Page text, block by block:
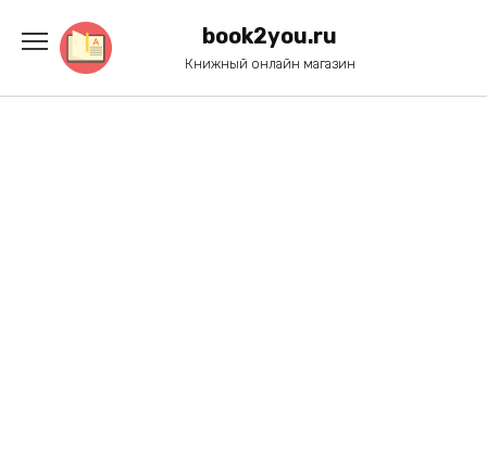
содержанию
book2you.ru
Книжный онлайн магазин